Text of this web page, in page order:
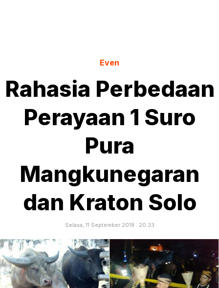
Even
Rahasia Perbedaan
Perayaan 1 Suro
Pura
Mangkunegaran
dan Kraton Solo
Selasa, 11 September 2018 : 20.33